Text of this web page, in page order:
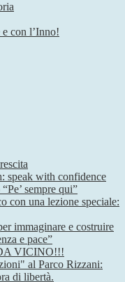
con l’Inno!
speak with confidence
sempre qui”
con una lezione speciale:
immaginare e costruire
e pace”
VICINO!!!
al Parco Rizzani:
di libertà.